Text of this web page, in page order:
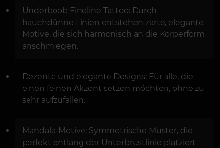
Underboob Fineline Tattoo: Durch
hauchdünne Linien entstehen zarte, elegante
Motive, die sich harmonisch an die Körperform
anschmiegen.
Dezente und elegante Designs: Für alle, die
einen feinen Akzent setzen möchten, ohne zu
sehr aufzufallen.
Mandala-Motive: Symmetrische Muster, die
perfekt entlang der Unterbrustlinie platziert